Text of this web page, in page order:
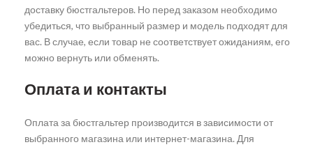
доставку бюстгальтеров. Но перед заказом необходимо
убедиться, что выбранный размер и модель подходят для
вас. В случае, если товар не соответствует ожиданиям, его
можно вернуть или обменять.
Оплата и контакты
Оплата за бюстгальтер производится в зависимости от
выбранного магазина или интернет-магазина. Для